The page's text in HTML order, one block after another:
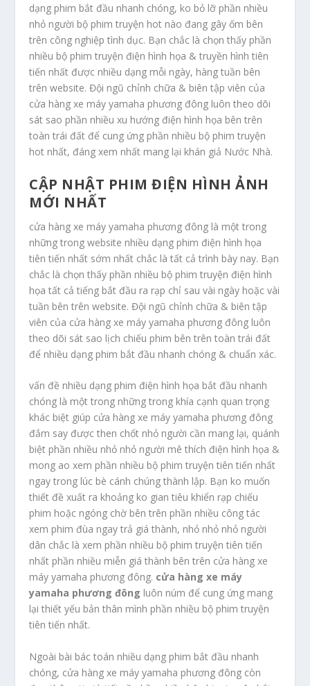
dạng phim bắt đầu nhanh chóng, ko bỏ lỡ phần nhiều
nhỏ người bộ phim truyện hot nào đang gây ốm bên
trên công nghiệp tình dục. Bạn chắc là chọn thấy phần
nhiều bộ phim truyện điện hình họa & truyền hình tiên
tiến nhất được nhiều dạng mỗi ngày, hàng tuần bên
trên website. Đội ngũ chỉnh chữa & biên tập viên của
cửa hàng xe máy yamaha phương đông luôn theo dõi
sát sao phần nhiều xu hướng điện hình họa bên trên
toàn trái đất để cung ứng phần nhiều bộ phim truyện
hot nhất, đáng xem nhất mang lại khán giả Nước Nhà.
CẬP NHẬT PHIM ĐIỆN HÌNH ẢNH
MỚI NHẤT
cửa hàng xe máy yamaha phương đông là một trong
những trong website nhiều dạng phim điện hình họa
tiên tiến nhất sớm nhất chắc là tất cả trình bày nay. Bạn
chắc là chọn thấy phần nhiều bộ phim truyện điện hình
họa tất cả tiếng bắt đầu ra rạp chỉ sau vài ngày hoặc vài
tuần bên trên website. Đội ngũ chỉnh chữa & biên tập
viên của cửa hàng xe máy yamaha phương đông luôn
theo dõi sát sao lịch chiếu phim bên trên toàn trái đất
để nhiều dạng phim bắt đầu nhanh chóng & chuẩn xác.
vấn đề nhiều dạng phim điện hình họa bắt đầu nhanh
chóng là một trong những trong khía cạnh quan trọng
khác biệt giúp cửa hàng xe máy yamaha phương đông
đắm say được then chốt nhỏ người cần mang lại, quánh
biệt phần nhiều nhỏ nhỏ người mê thích điện hình họa &
mong ao xem phần nhiều bộ phim truyện tiên tiến nhất
ngay trong lúc bè cánh chúng thành lập. Bạn ko muốn
thiết đề xuất ra khoảng ko gian tiêu khiển rạp chiếu
phim hoặc ngóng chờ bên trên phần nhiều công tác
xem phim đùa ngay trả giá thành, nhỏ nhỏ nhỏ người
dân chắc là xem phần nhiều bộ phim truyện tiên tiến
nhất phần nhiều miễn giá thành bên trên cửa hàng xe
máy yamaha phương đông. cửa hàng xe máy
yamaha phương đông luôn núm để cung ứng mang
lại thiết yếu bản thân mình phần nhiều bộ phim truyện
tiên tiến nhất.
Ngoài bài bác toán nhiều dạng phim bắt đầu nhanh
chóng, cửa hàng xe máy yamaha phương đông còn